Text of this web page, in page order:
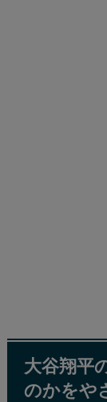
大谷翔平
のかをや